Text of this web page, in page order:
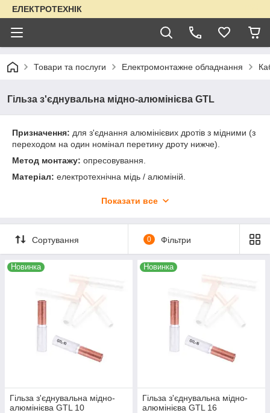
ЕЛЕКТРОТЕХНІК
Товари та послуги Електромонтажне обладнання
Гільза з'єднувальна мідно-алюмінієва GTL
Призначення: для з'єднання алюмінієвих дротів з мідними (з
переходом на один номінал перетину дроту нижче).
Метод монтажу: опресовування.
Матеріал: електротехнічна мідь / алюміній.
Одиниця виміру (мінімальна норма відвантаження) - 1шт.
Сертифікація в Україні: сертифікат № UA.PS.000412-19.
Гільзи мідно-алюмінієві сертифіковані згідно вимог ДСТУ
EN60947-1 діє до: 2017
Гільза сполучна GTL складається з мідної і алюмінієвої
зварювання, що забезпечує гарний контакт між двома
металами.
перетином на один номінал менше ніж алюмінієвий дріт, для
якого розрахована алюмінієва частина.
Показати все
Сортування 0 Фільтри
Новинка
Гільза з'єднувальна мідно-
алюмінієва GTL 10
Новинка
Гільза з'єднувальна мідно-
алюмінієва GTL 16